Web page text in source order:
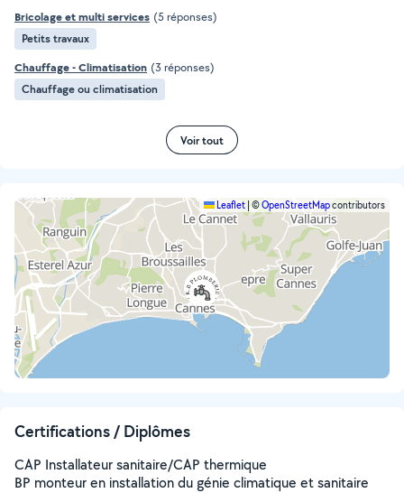
Bricolage et multi services (5 réponses)
Petits travaux
Chauffage - Climatisation (3 réponses)
Chauffage ou climatisation
Voir tout
Leaflet ©OpenStreetMapcontributors
Certifications / Diplômes
CAP Installateur sanitaire/CAP thermique
BP monteur en installation du génie climatique et sanitaire